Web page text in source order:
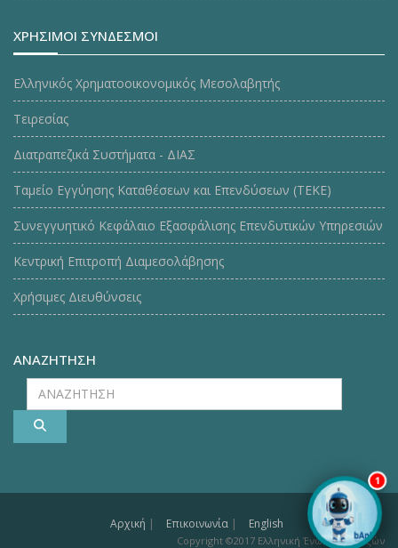
1
ΧΡΗΣΙΜΟΙ ΣΥΝΔΕΣΜΟΙ
Ελληνικός Χρηματοοικονομικός Μεσολαβητής
Τειρεσίας
Διατραπεζικά Συστήματα - ΔΙΑΣ
Ταμείο Εγγύησης Καταθέσεων και Επενδύσεων (ΤΕΚE)
Συνεγγυητικό Κεφάλαιο Εξασφάλισης Επενδυτικών Υπηρεσιών
Κεντρική Επιτροπή Διαμεσολάβησης
Χρήσιμες Διευθύνσεις
ΑΝΑΖΗΤΗΣΗ
ΑΝΑΖΗΤΗΣΗ
Αρχική | Επικοινωνία | English
Copyright ©2017 Ελληνική Ένωση Τραπεζών